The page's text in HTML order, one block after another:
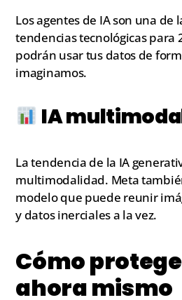
Los agentes de IA son una de
tendencias tecnológicas para
podrán usar tus datos de
imaginamos.
IA
La tendencia de la IA
multimodalidad. Meta
modelo que puede reunir
y datos inerciales a la vez.
Cómo
ahora mismo